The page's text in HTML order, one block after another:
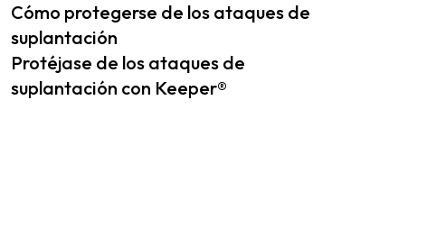
Cómo protegerse de los ataques de
suplantación
Protéjase de los ataques de
suplantación con Keeper®